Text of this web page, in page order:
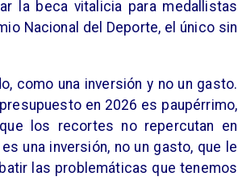
la beca vitalicia para medallistas
Nacional del Deporte, el único sin
como una inversión y no un gasto.
en 2026 es paupérrimo,
los recortes no repercutan en
una inversión, no un gasto, que le
las problemáticas que tenemos